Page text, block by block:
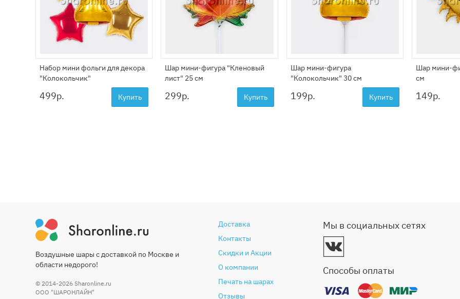
Набор мини фольги для декора
"Колокольчик"
499р. Купить
Шар мини-фигура "Кленовый
лист" 25 см
299р. Купить
Шар мини-фигура
"Колокольчик" 30 см
199р. Купить
Шар мини-
см
149р.
Воздушные шары с доставкой по Москве и
области недорого!
© 2014-2026 Sharonline.ru
ООО "ШАРОНЛАЙН"
Доставка
Контакты
Скидки и Акции
О компании
Печать на шарах
Отзывы
Мы в социальных сетях
Способы оплаты